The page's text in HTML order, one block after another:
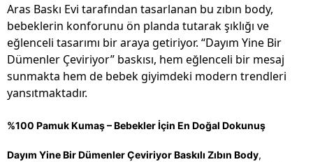
Aras Baskı Evi tarafından tasarlanan bu zıbın body,
bebeklerin konforunu ön planda tutarak şıklığı ve
eğlenceli tasarımı bir araya getiriyor. “Dayım Yine Bir
Dümenler Çeviriyor” baskısı, hem eğlenceli bir mesaj
sunmakta hem de bebek giyimdeki modern trendleri
yansıtmaktadır.
%100 Pamuk Kumaş – Bebekler İçin En Doğal Dokunuş
Dayım Yine Bir Dümenler Çeviriyor Baskılı Zıbın Body,